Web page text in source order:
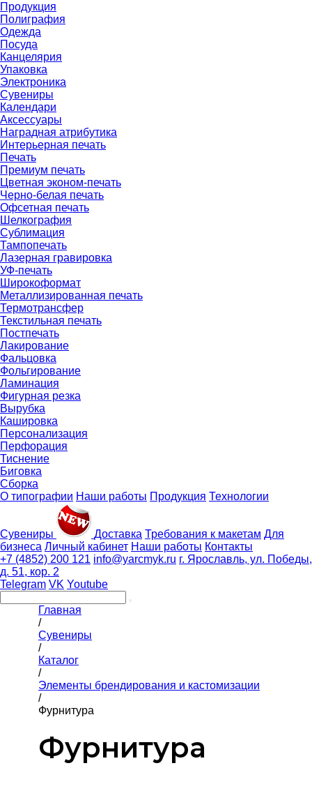
Продукция
Полиграфия
Одежда
Посуда
Канцелярия
Упаковка
Электроника
Сувениры
Календари
Аксессуары
Наградная атрибутика
Интерьерная печать
Печать
Премиум печать
Цветная эконом-печать
Черно-белая печать
Офсетная печать
Шелкография
Сублимация
Тампопечать
Лазерная гравировка
УФ-печать
Широкоформат
Металлизированная печать
Термотрансфер
Текстильная печать
Постпечать
Лакирование
Фальцовка
Фольгирование
Ламинация
Фигурная резка
Вырубка
Кашировка
Персонализация
Перфорация
Тиснение
Биговка
Сборка
О типографии Наши работы Продукция Технологии
Сувениры Доставка Требования к макетам Для
бизнеса Личный кабинет Наши работы Контакты
+7 (4852) 200 121 info@yarcmyk.ru г. Ярославль, ул. Победы,
д. 51, кор. 2
Telegram VK Youtube
Главная
/
Сувениры
/
Каталог
/
Элементы брендирования и кастомизации
/
Фурнитура
Фурнитура